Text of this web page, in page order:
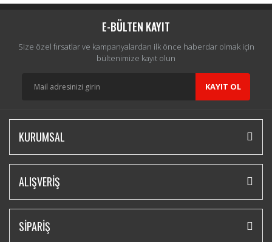
Yorum Yaz
E-BÜLTEN KAYIT
Size özel fırsatlar ve kampanyalardan ilk önce haberdar olmak için
bültenimize kayıt olun
KAYIT OL
KURUMSAL
ALIŞVERİŞ
SİPARİŞ